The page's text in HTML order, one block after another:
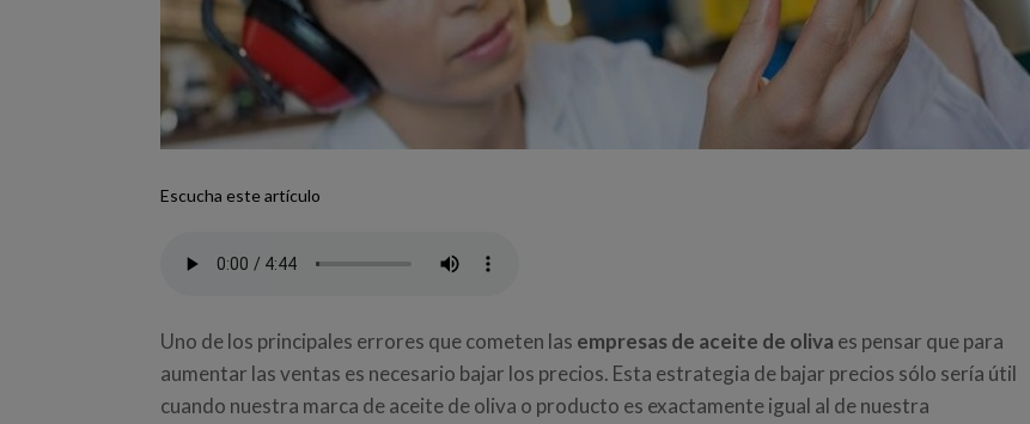
Escucha este artículo
Uno de los principales errores que cometen las empresas de aceite de oliva es pensar que para
aumentar las ventas es necesario bajar los precios. Esta estrategia de bajar precios sólo sería útil
cuando nuestra marca de aceite de oliva o producto es exactamente igual al de nuestra